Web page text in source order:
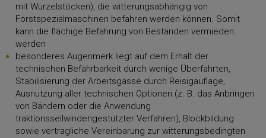
mit Wurzelstöcken), die witterungsabhängig von
Forstspezialmaschinen befahren werden können. Somit
kann die flächige Befahrung von Beständen vermieden
werden
besonderes Augenmerk liegt auf dem Erhalt der
technischen Befahrbarkeit durch wenige Überfahrten,
Stabilisierung der Arbeitsgasse durch Reisigauflage,
Ausnutzung aller technischen Optionen (z. B. das Anbringen
von Bändern oder die Anwendung
traktionsseilwindengestützter Verfahren), Blockbildung
sowie vertragliche Vereinbarung zur witterungsbedingten